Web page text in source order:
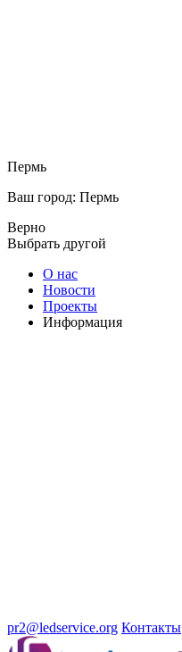
Пермь
Ваш город: Пермь
Верно
Выбрать другой
О нас
Новости
Проекты
Информация
pr2@ledservice.org Контакты